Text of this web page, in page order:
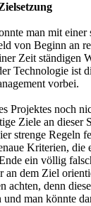
man mit
von Beginn an
Zeit ständigen
Technologie ist
vorbei.
Projektes noch
Ziele an dieser
strenge Regeln
Kriterien,
ein völlig
an dem Ziel
achten, denn
und man könnte